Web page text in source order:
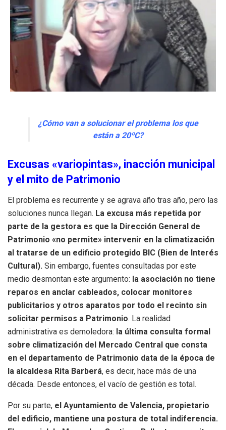
¿Cómo van a solucionar el problema los que
están a 20ºC?
Excusas «variopintas», inacción municipal
y el mito de Patrimonio
El problema es recurrente y se agrava año tras año, pero las
soluciones nunca llegan. La excusa más repetida por
parte de la gestora es que la Dirección General de
Patrimonio «no permite» intervenir en la climatización
al tratarse de un edificio protegido BIC (Bien de Interés
Cultural). Sin embargo, fuentes consultadas por este
medio desmontan este argumento: la asociación no tiene
reparos en anclar cableados, colocar monitores
publicitarios y otros aparatos por todo el recinto sin
solicitar permisos a Patrimonio. La realidad
administrativa es demoledora: la última consulta formal
sobre climatización del Mercado Central que consta
en el departamento de Patrimonio data de la época de
la alcaldesa Rita Barberá, es decir, hace más de una
década. Desde entonces, el vacío de gestión es total.
Por su parte, el Ayuntamiento de Valencia, propietario
del edificio, mantiene una postura de total indiferencia.